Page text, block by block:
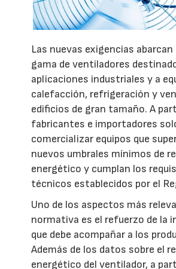
Las nuevas exigencias abarcan
gama de ventiladores
aplicaciones industriales y a
calefacción, refrigeración y
edificios de gran tamaño. A
fabricantes e importadores
comercializar equipos que
nuevos umbrales mínimos de
energético y cumplan los
técnicos establecidos por el
Uno de los aspectos más
normativa es el refuerzo de la
que debe acompañar a los
Además de los datos sobre el
energético del ventilador, a